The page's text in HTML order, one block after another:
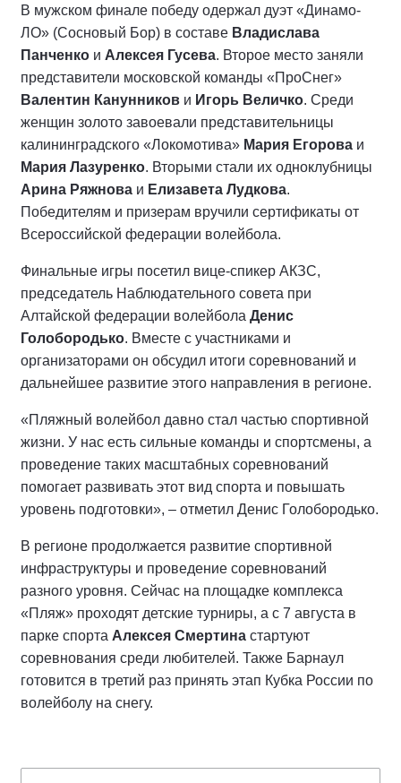
В мужском финале победу одержал дуэт «Динамо-
ЛО» (Сосновый Бор) в составе Владислава
Панченко и Алексея Гусева. Второе место заняли
представители московской команды «ПроСнег»
Валентин Канунников и Игорь Величко. Среди
женщин золото завоевали представительницы
калининградского «Локомотива» Мария Егорова и
Мария Лазуренко. Вторыми стали их одноклубницы
Арина Ряжнова и Елизавета Лудкова.
Победителям и призерам вручили сертификаты от
Всероссийской федерации волейбола.
Финальные игры посетил вице-спикер АКЗС,
председатель Наблюдательного совета при
Алтайской федерации волейбола Денис
Голобородько. Вместе с участниками и
организаторами он обсудил итоги соревнований и
дальнейшее развитие этого направления в регионе.
«Пляжный волейбол давно стал частью спортивной
жизни. У нас есть сильные команды и спортсмены, а
проведение таких масштабных соревнований
помогает развивать этот вид спорта и повышать
уровень подготовки», – отметил Денис Голобородько.
В регионе продолжается развитие спортивной
инфраструктуры и проведение соревнований
разного уровня. Сейчас на площадке комплекса
«Пляж» проходят детские турниры, а с 7 августа в
парке спорта Алексея Смертина стартуют
соревнования среди любителей. Также Барнаул
готовится в третий раз принять этап Кубка России по
волейболу на снегу.